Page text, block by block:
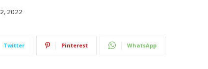
2022
Twitter Pinterest WhatsApp